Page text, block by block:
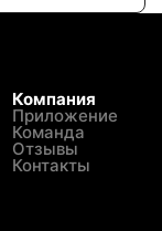
Компания
Приложение
Команда
Отзывы
Контакты